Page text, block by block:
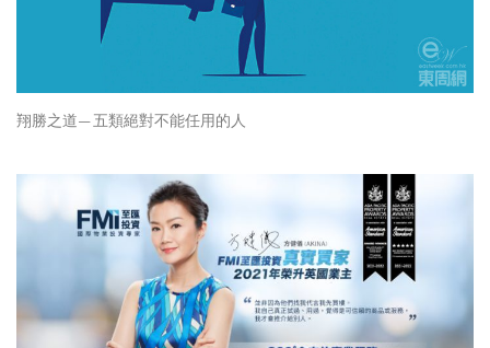
翔勝之道— 五類絕對不能任用的人